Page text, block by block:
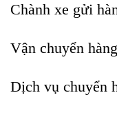
Chành xe gửi
Vận chuyển
Dịch vụ chuyển